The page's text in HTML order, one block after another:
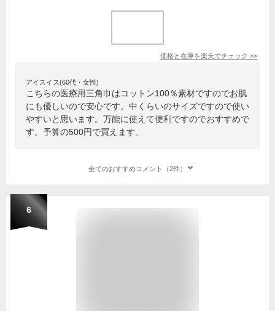
価格と在庫を楽天でチェック >>
アイスイス(60代・女性)
こちらの医療用三角巾はコットン100％素材ですのでお肌
にも優しいので安心です。中くらいのサイズですので使い
やすいと思います。万能に使えて便利ですのでおすすめで
す。予算の500円で買えます。
全てのおすすめコメント（2件）
6